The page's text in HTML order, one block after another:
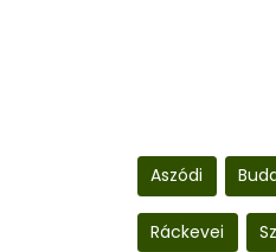
Aszódi
Ráckevei